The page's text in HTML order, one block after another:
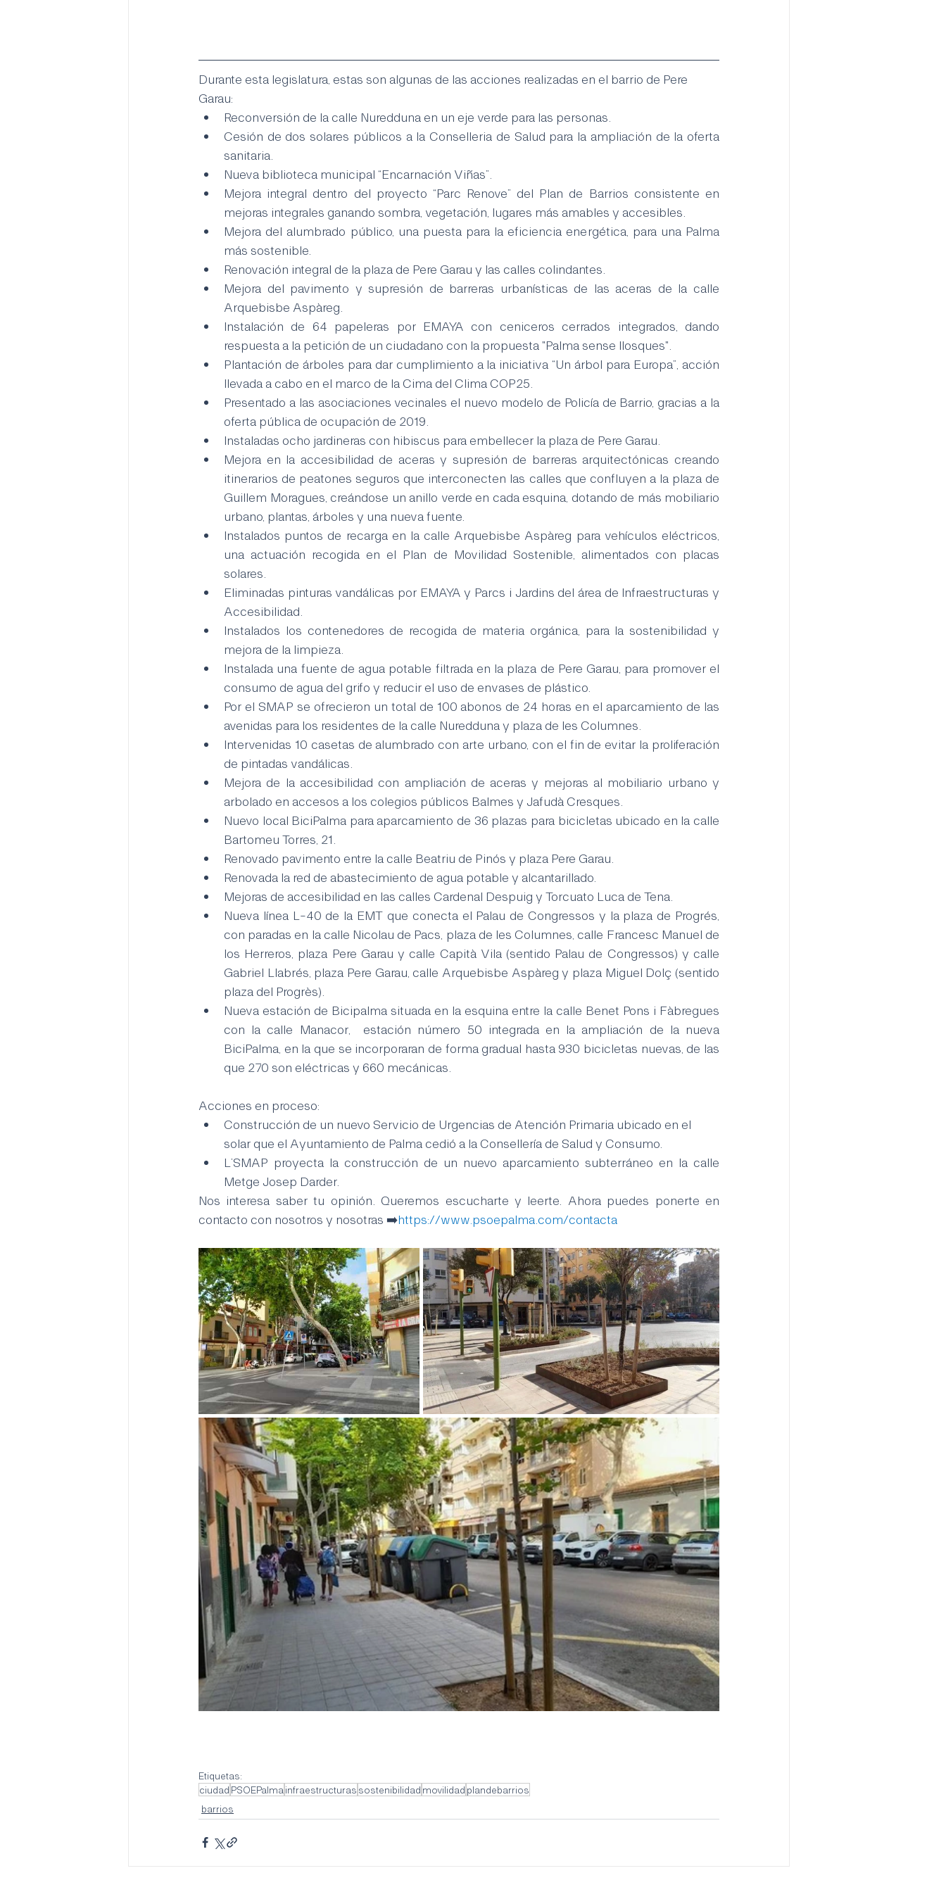
Durante esta legislatura, estas son algunas de las acciones realizadas en el barrio de Pere
Garau:
Reconversión de la calle Nuredduna en un eje verde para las personas.
Cesión de dos solares públicos a la Conselleria de Salud para la ampliación de la oferta
sanitaria.
Nueva biblioteca municipal “Encarnación Viñas”.
Mejora integral dentro del proyecto “Parc Renove” del Plan de Barrios consistente en
mejoras integrales ganando sombra, vegetación, lugares más amables y accesibles.
Mejora del alumbrado público, una puesta para la eficiencia energética, para una Palma
más sostenible.
Renovación integral de la plaza de Pere Garau y las calles colindantes.
Mejora del pavimento y supresión de barreras urbanísticas de las aceras de la calle
Arquebisbe Aspàreg.
Instalación de 64 papeleras por EMAYA con ceniceros cerrados integrados, dando
respuesta a la petición de un ciudadano con la propuesta "Palma sense llosques".
Plantación de árboles para dar cumplimiento a la iniciativa “Un árbol para Europa”, acción
llevada a cabo en el marco de la Cima del Clima COP25.
Presentado a las asociaciones vecinales el nuevo modelo de Policía de Barrio, gracias a la
oferta pública de ocupación de 2019.
Instaladas ocho jardineras con hibiscus para embellecer la plaza de Pere Garau.
Mejora en la accesibilidad de aceras y supresión de barreras arquitectónicas creando
itinerarios de peatones seguros que interconecten las calles que confluyen a la plaza de
Guillem Moragues, creándose un anillo verde en cada esquina, dotando de más mobiliario
urbano, plantas, árboles y una nueva fuente.
Instalados puntos de recarga en la calle Arquebisbe Aspàreg para vehículos eléctricos,
una actuación recogida en el Plan de Movilidad Sostenible, alimentados con placas
solares.
Eliminadas pinturas vandálicas por EMAYA y Parcs i Jardins del área de Infraestructuras y
Accesibilidad.
Instalados los contenedores de recogida de materia orgánica, para la sostenibilidad y
mejora de la limpieza.
Instalada una fuente de agua potable filtrada en la plaza de Pere Garau, para promover el
consumo de agua del grifo y reducir el uso de envases de plástico.
Por el SMAP se ofrecieron un total de 100 abonos de 24 horas en el aparcamiento de las
avenidas para los residentes de la calle Nuredduna y plaza de les Columnes.
Intervenidas 10 casetas de alumbrado con arte urbano, con el fin de evitar la proliferación
de pintadas vandálicas.
Mejora de la accesibilidad con ampliación de aceras y mejoras al mobiliario urbano y
arbolado en accesos a los colegios públicos Balmes y Jafudà Cresques.
Nuevo local BiciPalma para aparcamiento de 36 plazas para bicicletas ubicado en la calle
Bartomeu Torres, 21.
Renovado pavimento entre la calle Beatriu de Pinós y plaza Pere Garau.
Renovada la red de abastecimiento de agua potable y alcantarillado.
Mejoras de accesibilidad en las calles Cardenal Despuig y Torcuato Luca de Tena.
Nueva línea L-40 de la EMT que conecta el Palau de Congressos y la plaza de Progrés,
con paradas en la calle Nicolau de Pacs, plaza de les Columnes, calle Francesc Manuel de
los Herreros, plaza Pere Garau y calle Capità Vila (sentido Palau de Congressos) y calle
Gabriel Llabrés, plaza Pere Garau, calle Arquebisbe Aspàreg y plaza Miguel Dolç (sentido
plaza del Progrès).
Nueva estación de Bicipalma situada en la esquina entre la calle Benet Pons i Fàbregues
con la calle Manacor,  estación número 50 integrada en la ampliación de la nueva
BiciPalma, en la que se incorporaran de forma gradual hasta 930 bicicletas nuevas, de las
que 270 son eléctricas y 660 mecánicas.
Acciones en proceso:
Construcción de un nuevo Servicio de Urgencias de Atención Primaria ubicado en el
solar que el Ayuntamiento de Palma cedió a la Consellería de Salud y Consumo.
L’SMAP proyecta la construcción de un nuevo aparcamiento subterráneo en la calle
Metge Josep Darder.
Nos interesa saber tu opinión. Queremos escucharte y leerte. Ahora puedes ponerte en
contacto con nosotros y nosotras ➡️https://www.psoepalma.com/contacta
Etiquetas:
ciudad PSOEPalma infraestructuras sostenibilidad movilidad plandebarrios
barrios